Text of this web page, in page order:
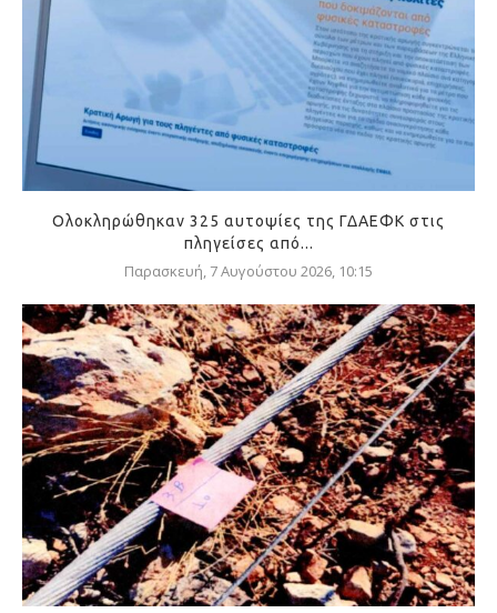
Ολοκληρώθηκαν 325 αυτοψίες της ΓΔΑΕΦΚ στις
πληγείσες από...
Παρασκευή, 7 Αυγούστου 2026, 10:15